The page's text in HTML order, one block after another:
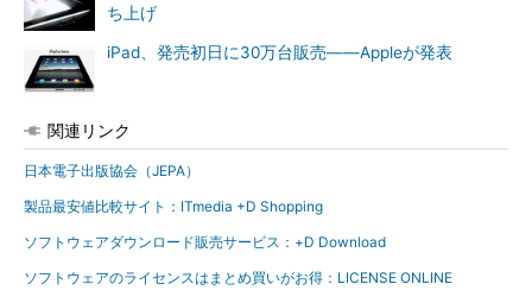
ち上げ
iPad、発売初日に30万台販売――Appleが発表
関連リンク
日本電子出版協会（JEPA）
製品最安値比較サイト：ITmedia +D Shopping
ソフトウェアダウンロード販売サービス：+D Download
ソフトウェアのライセンスはまとめ買いがお得：LICENSE ONLINE